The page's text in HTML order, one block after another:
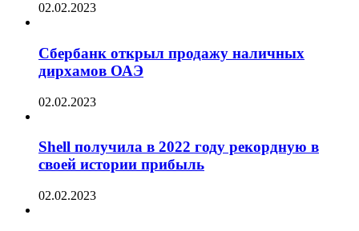
02.02.2023
Сбербанк открыл продажу наличных
дирхамов ОАЭ
02.02.2023
Shell получила в 2022 году рекордную в
своей истории прибыль
02.02.2023